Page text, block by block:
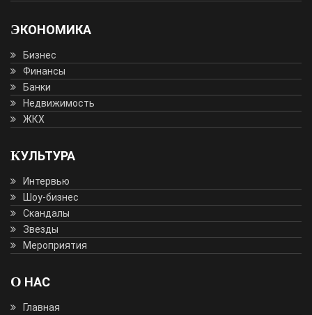
ЭКОНОМИКА
Бизнес
Финансы
Банки
Недвижимость
ЖКХ
КУЛЬТУРА
Интервью
Шоу-бизнес
Скандалы
Звезды
Мероприятия
О НАС
Главная